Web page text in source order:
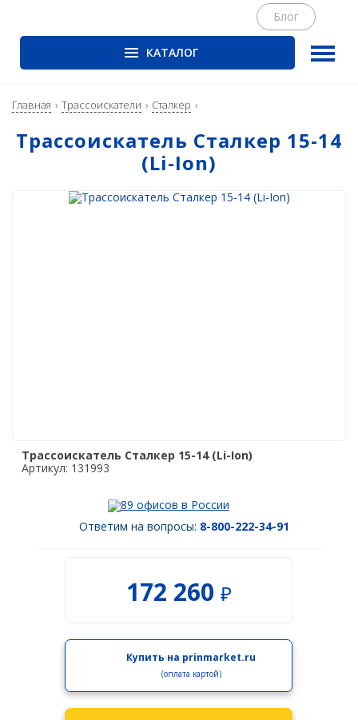
Блог
КАТАЛОГ
PrinCe
Trimble
Мобильное лазерное сканирование
Аксессуары для лазерного сканирования
Trimble
Главная Трассоискатели Сталкер
Трассоискатель Сталкер 15-14
(Li-Ion)
Трассоискатель Сталкер 15-14 (Li-Ion)
Артикул: 131993
89 офисов в России
Ответим на вопросы: 8-800-222-34-91
172 260 ₽
Купить на prinmarket.ru
(оплата картой)